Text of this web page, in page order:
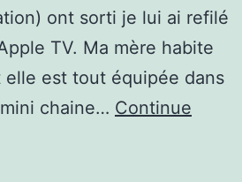
ont sorti je lui ai refilé
TV. Ma mère habite
est tout équipée dans
chaine… Continue